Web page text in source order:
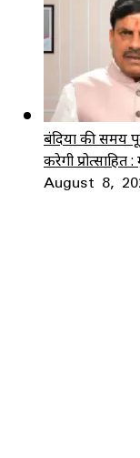
बंदियों की समय
करेगी प्रोत्साहित
August 8,